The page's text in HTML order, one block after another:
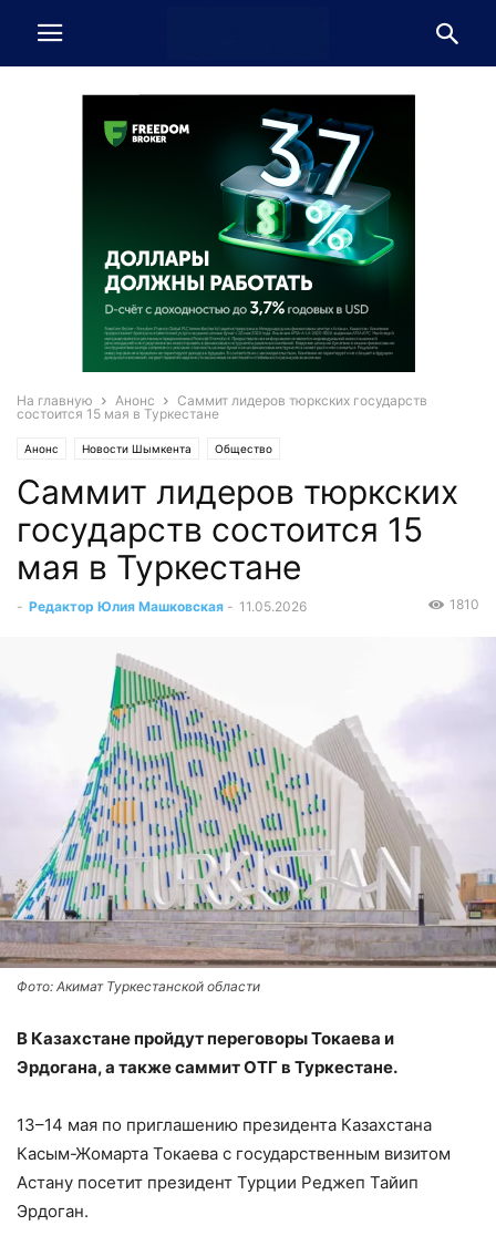
На главную Анонс
Саммит лидеров тюркских государств
состоится 15 мая в Туркестане
Анонс Новости Шымкента Общество
Саммит лидеров тюркских
государств состоится 15
мая в Туркестане
- Редактор Юлия Машковская - 11.05.2026 1810
Фото: Акимат Туркестанской области
В Казахстане пройдут переговоры Токаева и
Эрдогана, а также саммит ОТГ в Туркестане.
13–14 мая по приглашению президента Казахстана
Касым-Жомарта Токаева с государственным визитом
Астану посетит президент Турции Реджеп Тайип
Эрдоган.